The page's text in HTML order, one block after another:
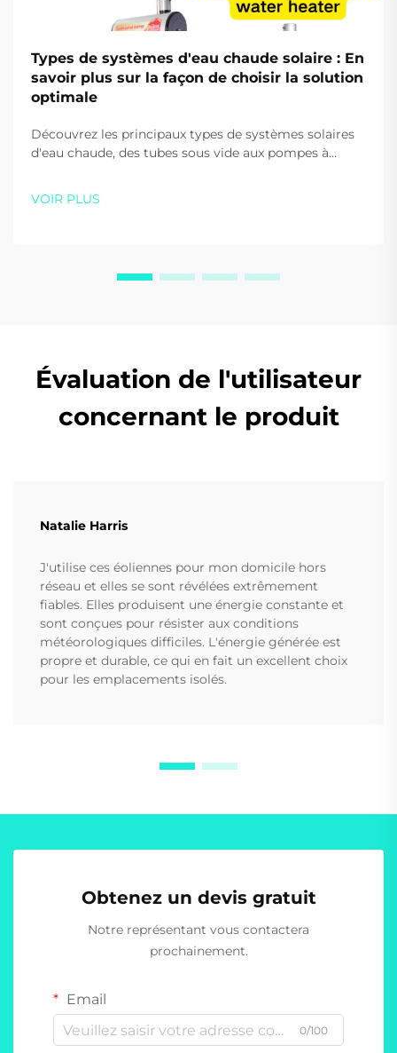
Types de systèmes d'eau chaude solaire : En
savoir plus sur la façon de choisir la solution
optimale
Découvrez les principaux types de systèmes solaires
d'eau chaude, des tubes sous vide aux pompes à
d'experts dès aujourd'hui.
VOIR PLUS
Évaluation de l'utilisateur
concernant le produit
Natalie Harris
J'utilise ces éoliennes pour mon domicile hors
réseau et elles se sont révélées extrêmement
fiables. Elles produisent une énergie constante et
sont conçues pour résister aux conditions
météorologiques difficiles. L'énergie générée est
propre et durable, ce qui en fait un excellent choix
pour les emplacements isolés.
Obtenez un devis gratuit
Notre représentant vous contactera
prochainement.
Email
0/100